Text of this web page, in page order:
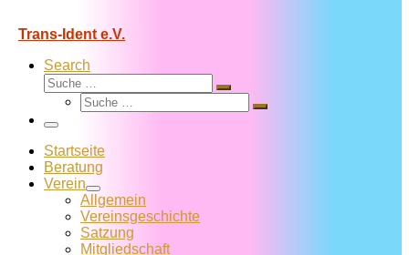
Trans-Ident e.V.
Search
Suche
Suche
Suche
Suche
Menü
Startseite
Beratung
Verein
Allgemein
Vereins­geschichte
Satzung
Mitglied­schaft